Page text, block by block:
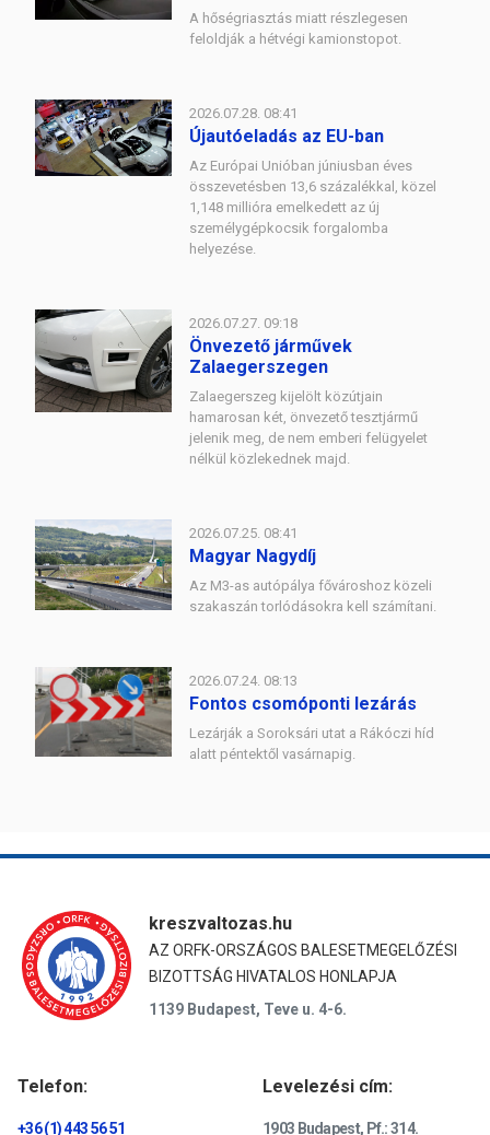
A hőségriasztás miatt részlegesen
feloldják a hétvégi kamionstopot.
2026.07.28. 08:41
Újautóeladás az EU-ban
Az Európai Unióban júniusban éves
összevetésben 13,6 százalékkal, közel
1,148 millióra emelkedett az új
személygépkocsik forgalomba
helyezése.
2026.07.27. 09:18
Önvezető járművek
Zalaegerszegen
Zalaegerszeg kijelölt közútjain
hamarosan két, önvezető tesztjármű
jelenik meg, de nem emberi felügyelet
nélkül közlekednek majd.
2026.07.25. 08:41
Magyar Nagydíj
Az M3-as autópálya fővároshoz közeli
szakaszán torlódásokra kell számítani.
2026.07.24. 08:13
Fontos csomóponti lezárás
Lezárják a Soroksári utat a Rákóczi híd
alatt péntektől vasárnapig.
kreszvaltozas.hu
AZ ORFK-ORSZÁGOS BALESETMEGELŐZÉSI
BIZOTTSÁG HIVATALOS HONLAPJA
1139 Budapest, Teve u. 4-6.
Telefon:
+36 (1) 443 56 51
Levelezési cím:
1903 Budapest, Pf.: 314.